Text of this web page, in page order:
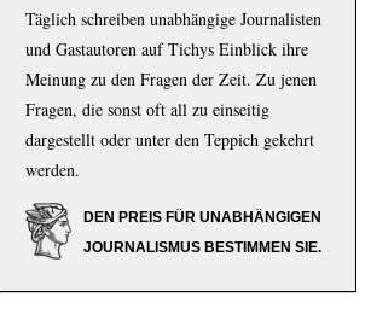
Täglich schreiben unabhängige Journalisten
und Gastautoren auf Tichys Einblick ihre
Meinung zu den Fragen der Zeit. Zu jenen
Fragen, die sonst oft all zu einseitig
dargestellt oder unter den Teppich gekehrt
werden.
DEN PREIS FÜR UNABHÄNGIGEN
JOURNALISMUS BESTIMMEN SIE.